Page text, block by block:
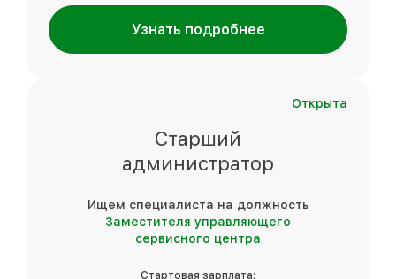
Узнать подробнее
Открыта
Старший
администратор
Ищем специалиста на должность
Заместителя управляющего
сервисного центра
Стартовая зарплата: